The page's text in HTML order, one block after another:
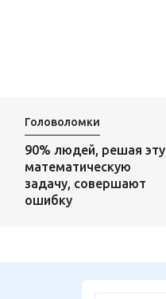
Головоломки
90% людей, решая эту
математическую
задачу, совершают
ошибку